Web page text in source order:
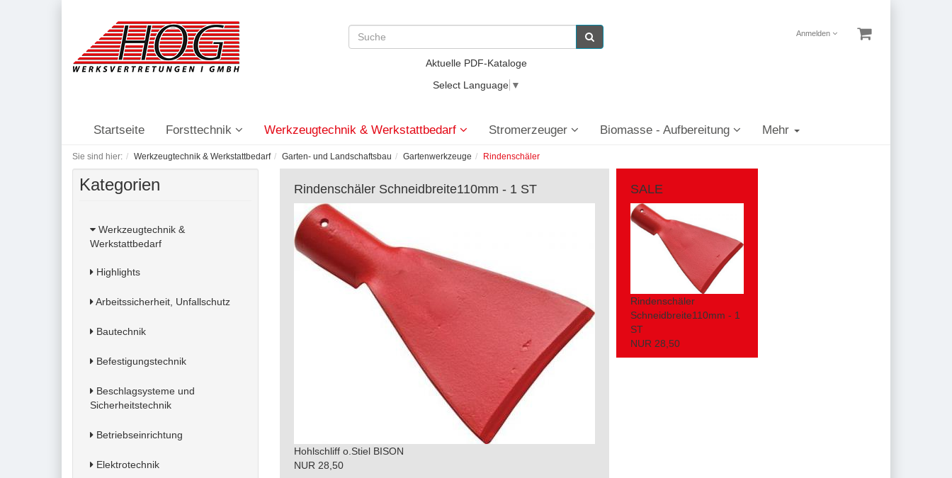
Anmelden
Aktuelle PDF-Kataloge
Select Language ▼
Startseite Forsttechnik Werkzeugtechnik & Werkstattbedarf Stromerzeuger Biomasse - Aufbereitung Mehr
Sie sind hier: Werkzeugtechnik & Werkstattbedarf Garten- und Landschaftsbau Gartenwerkzeuge Rindenschäler
Kategorien
Werkzeugtechnik &
Werkstattbedarf
Highlights
Arbeitssicherheit, Unfallschutz
Bautechnik
Befestigungstechnik
Beschlagsysteme und
Sicherheitstechnik
Betriebseinrichtung
Elektrotechnik
Rindenschäler Schneidbreite110mm - 1 ST
Hohlschliff o.Stiel BISON
NUR 28,50
SALE
Rindenschäler
Schneidbreite110mm - 1
ST
NUR 28,50